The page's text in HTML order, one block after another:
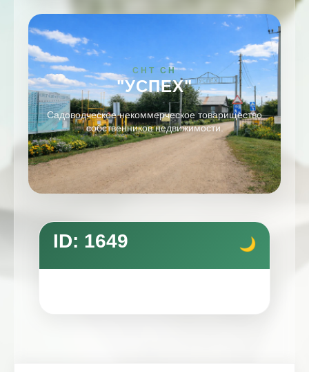
СНТ СН
"УСПЕХ"
Садоводческое некоммерческое товарищество
собственников недвижимости.
ID: 1649